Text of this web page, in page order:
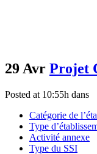
29 Avr Projet
Posted at 10:55h dans
Catégorie de
Type
Activité annexe
Type du SSI